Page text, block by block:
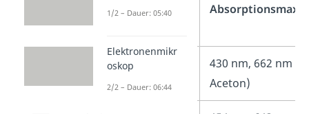
Chlorophylltyp
Chlorophyll a
430 nm, 662 nm (in
Aceton)
1/2 – Dauer: 05:40
Elektronenmikr
oskop
2/2 – Dauer: 06:44